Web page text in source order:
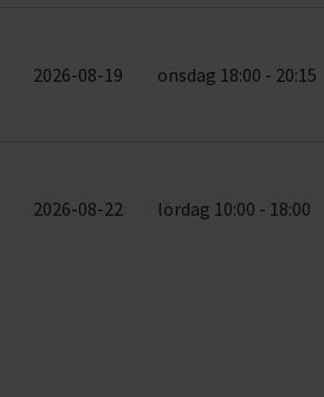
2026-08-19 onsdag 18:00 - 20:15
2026-08-22 lördag 10:00 - 18:00